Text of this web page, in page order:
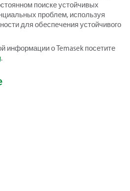
поиске устойчивых
проблем, используя
для обеспечения устойчивого
информации о Temasek посетите
.